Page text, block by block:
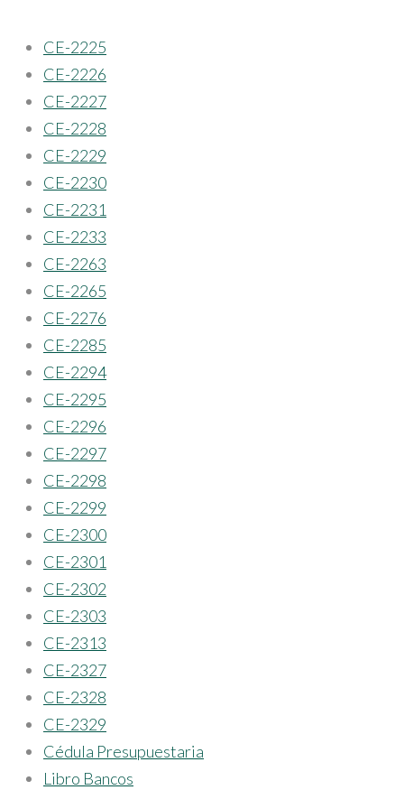
CE-2225
CE-2226
CE-2227
CE-2228
CE-2229
CE-2230
CE-2231
CE-2233
CE-2263
CE-2265
CE-2276
CE-2285
CE-2294
CE-2295
CE-2296
CE-2297
CE-2298
CE-2299
CE-2300
CE-2301
CE-2302
CE-2303
CE-2313
CE-2327
CE-2328
CE-2329
Cédula Presupuestaria
Libro Bancos